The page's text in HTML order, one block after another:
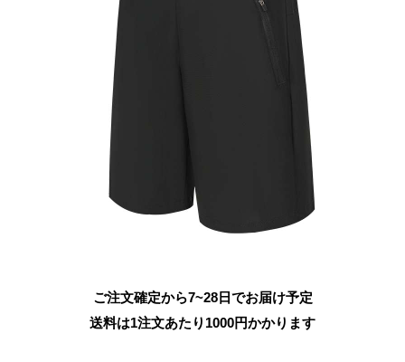
ご注文確定から7~28日でお届け予定
送料は1注文あたり 1000円かかります